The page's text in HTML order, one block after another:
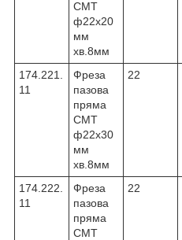
CMT
ф22х20
мм
хв.8мм
174.221.
11
Фреза
пазова
пряма
CMT
ф22х30
мм
хв.8мм
22
174.222.
11
Фреза
пазова
пряма
CMT
22